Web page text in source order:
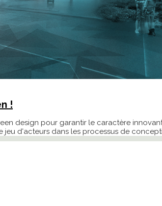
!
design pour garantir le caractère
d'acteurs dans les processus de